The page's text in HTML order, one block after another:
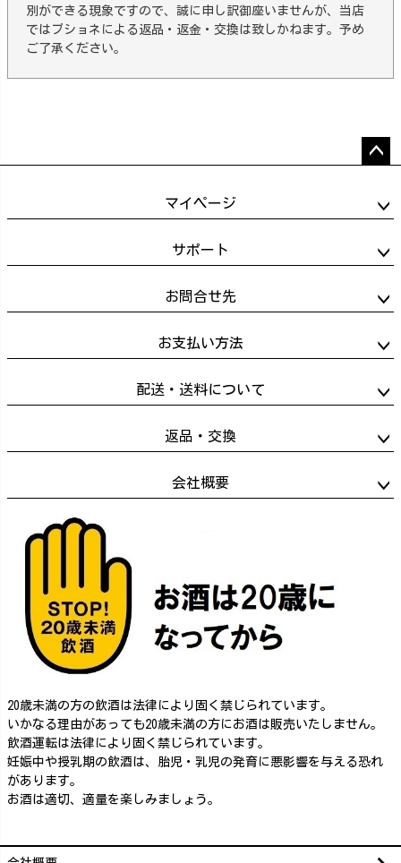
別ができる現象ですので、誠に申し訳御座いませんが、当店
ではブショネによる返品・返金・交換は致しかねます。予め
ご了承ください。
ップ
マイページ
サポート
お問合せ先
お支払い方法
配送・送料について
返品・交換
会社概要
20歳未満の方の飲酒は法律により固く禁じられています。
いかなる理由があっても20歳未満の方にお酒は販売いたしません。
飲酒運転は法律により固く禁じられています。
妊娠中や授乳期の飲酒は、胎児・乳児の発育に悪影響を与える恐れ
があります。
お酒は適切、適量を楽しみましょう。